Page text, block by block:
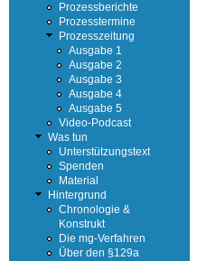
Prozessberichte
Prozesstermine
Prozesszeitung
Ausgabe 1
Ausgabe 2
Ausgabe 3
Ausgabe 4
Ausgabe 5
Video-Podcast
Was tun
Unterstützungstext
Spenden
Material
Hintergrund
Chronologie &
Konstrukt
Die mg-Verfahren
Über den §129a